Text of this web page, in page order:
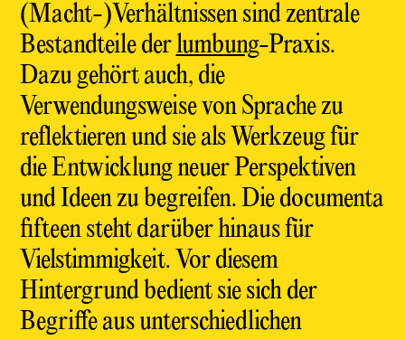
(Macht-)Verhältnissen sind zentrale
Bestandteile derlumbung-Praxis.
Dazu gehört auch, die
Verwendungsweise von Sprache zu
reflektieren und sie als Werkzeug für
die Entwicklung neuer Perspektiven
und Ideen zu begreifen. Die documenta
fifteen steht darüber hinaus für
Vielstimmigkeit. Vor diesem
Hintergrund bedient sie sich der
Begriffe aus unterschiedlichen